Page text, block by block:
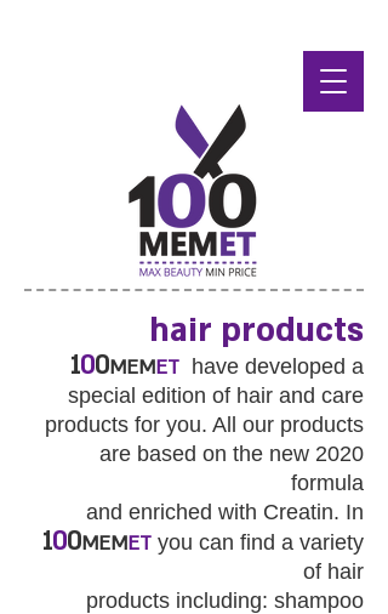
hair products
100MEMET have developed a
special edition of hair and care
products for you. All our products
are based on the new 2020
formula
and enriched with Creatin. In
100MEMET you can find a variety
of hair
products including: shampoo